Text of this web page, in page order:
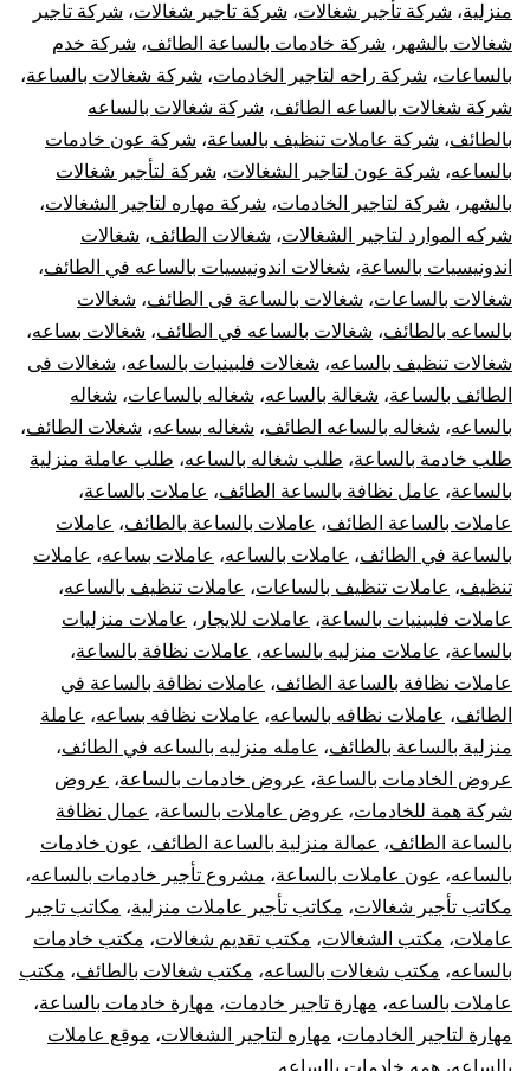
منزلية، شركة تأجير شغالات، شركة تاجير شغالات، شركة تاجير
شغالات بالشهر ، شركة خادمات بالساعة الطائف، شركة خدم
بالساعات، شركة راحه لتاجير الخادمات، شركة شغالات بالساعة،
شركة شغالات بالساعه الطائف، شركة شغالات بالساعه
بالطائف، شركة عاملات تنظيف بالساعة، شركة عون خادمات
بالساعه، شركة عون لتاجير الشغالات، شركة لتأجير شغالات
بالشهر ، شركة لتاجير الخادمات، شركة مهاره لتاجير الشغالات،
شركه الموارد لتاجير الشغالات، شغالات الطائف، شغالات
اندونيسيات بالساعة، شغالات اندونيسيات بالساعه في الطائف،
شغالات بالساعات، شغالات بالساعة فى الطائف، شغالات
بالساعه بالطائف، شغالات بالساعه في الطائف، شغالات بساعه،
شغالات تنظيف بالساعه، شغالات فلبينيات بالساعه، شغالات فى
الطائف بالساعة، شغالة بالساعه، شغاله بالساعات، شغاله
بالساعه، شغاله بالساعه الطائف، شغاله بساعه، شغلات الطائف،
طلب خادمة بالساعة، طلب شغاله بالساعه، طلب عاملة منزلية
بالساعة، عامل نظافة بالساعة الطائف، عاملات بالساعة،
عاملات بالساعة الطائف، عاملات بالساعة بالطائف، عاملات
بالساعة في الطائف، عاملات بالساعه، عاملات بساعه، عاملات
تنظيف، عاملات تنظيف بالساعات، عاملات تنظيف بالساعه،
عاملات فلبينيات بالساعة، عاملات للايجار ، عاملات منزليات
بالساعة، عاملات منزليه بالساعه، عاملات نظافة بالساعة،
عاملات نظافة بالساعة الطائف، عاملات نظافة بالساعة في
الطائف، عاملات نظافه بالساعه، عاملات نظافه بساعه، عاملة
منزلية بالساعة بالطائف، عامله منزليه بالساعه في الطائف،
عروض الخادمات بالساعة، عروض خادمات بالساعة، عروض
شركة همة للخادمات، عروض عاملات بالساعة، عمال نظافة
بالساعة الطائف، عمالة منزلية بالساعة الطائف، عون خادمات
بالساعه، عون عاملات بالساعة، مشروع تأجير خادمات بالساعه،
مكاتب تأجير شغالات، مكاتب تأجير عاملات منزلية، مكاتب تاجير
عاملات، مكتب الشغالات، مكتب تقديم شغالات، مكتب خادمات
بالساعه، مكتب شغالات بالساعه، مكتب شغالات بالطائف، مكتب
عاملات بالساعه، مهارة تاجير خادمات، مهارة خادمات بالساعة،
مهارة لتاجير الخادمات، مهاره لتاجير الشغالات، موقع عاملات